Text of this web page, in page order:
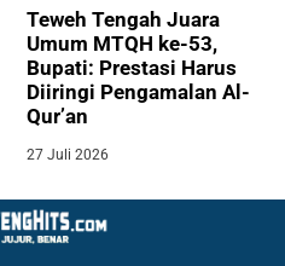
Teweh Tengah Juara
Umum MTQH ke-53,
Bupati: Prestasi Harus
Diiringi Pengamalan Al-
Qur’an
27 Juli 2026